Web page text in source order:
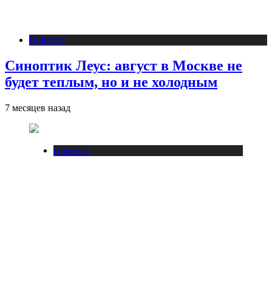
Новости
Синоптик Леус: август в Москве не
будет теплым, но и не холодным
7 месяцев назад
Новости